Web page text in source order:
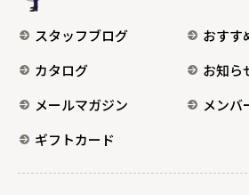
スタッフブログ
おすす
カタログ
お知ら
メールマガジン
メンバ
ギフトカード